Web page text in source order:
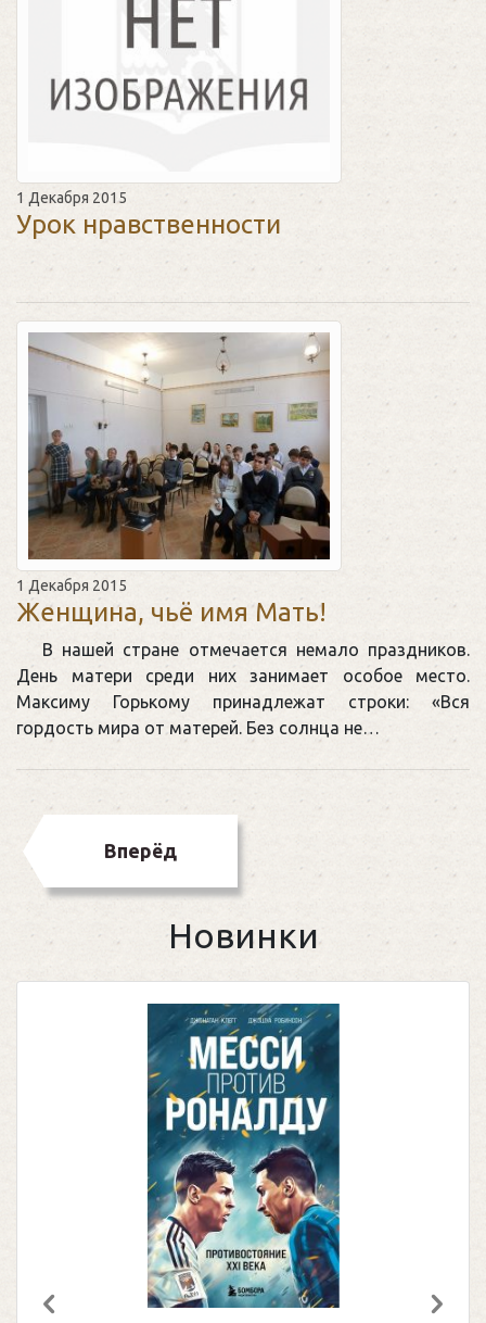
1 Декабря 2015
Урок нравственности
1 Декабря 2015
Женщина, чьё имя Мать!
В нашей стране отмечается немало праздников.
День матери среди них занимает особое место.
Максиму Горькому принадлежат строки: «Вся
гордость мира от матерей. Без солнца не…
Вперёд
Новинки